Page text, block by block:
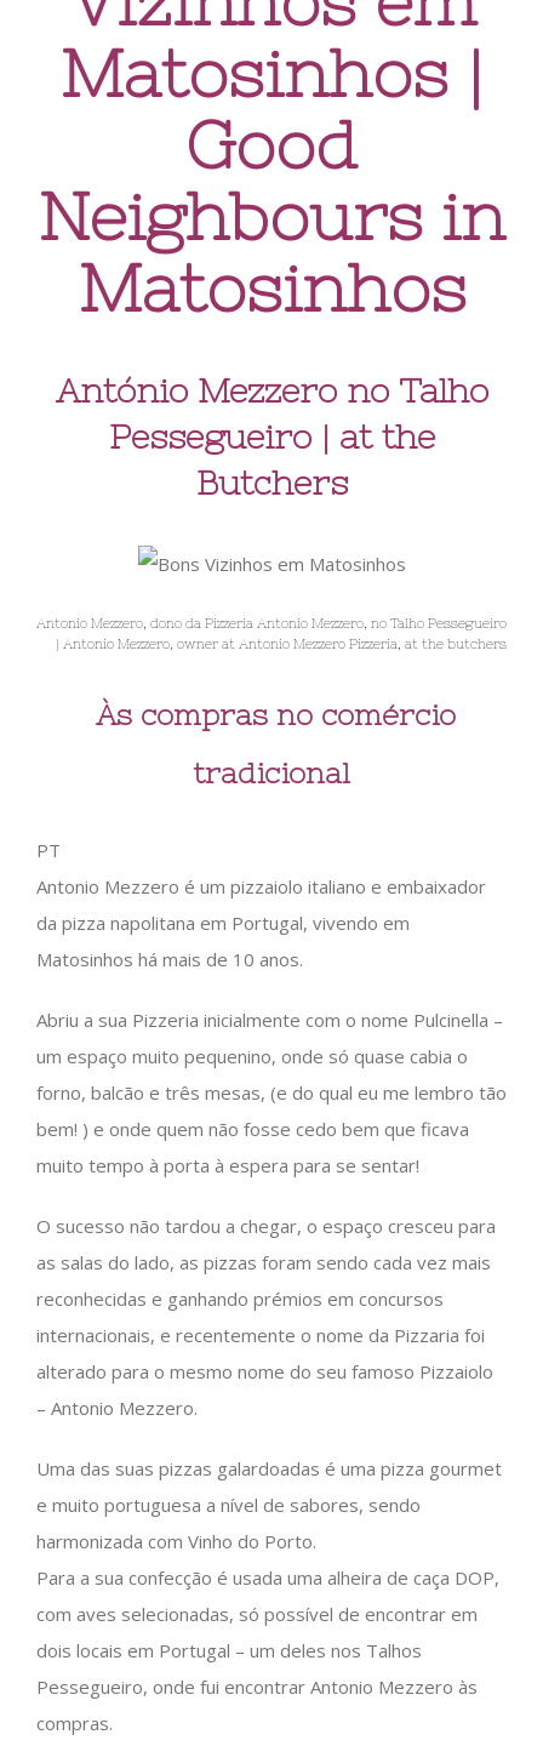
Matosinhos |
Good
Neighbours in
Matosinhos
António Mezzero no Talho
Pessegueiro | at the
Butchers
Antonio Mezzero, dono da Pizzeria Antonio Mezzero, no Talho Pessegueiro
| Antonio Mezzero, owner at Antonio Mezzero Pizzeria, at the butchers
Às compras no comércio
tradicional
PT
Antonio Mezzero é um pizzaiolo italiano e embaixador
da pizza napolitana em Portugal, vivendo em
Matosinhos há mais de 10 anos.
Abriu a sua Pizzeria inicialmente com o nome Pulcinella –
um espaço muito pequenino, onde só quase cabia o
forno, balcão e três mesas, (e do qual eu me lembro tão
bem! ) e onde quem não fosse cedo bem que ficava
muito tempo à porta à espera para se sentar!
O sucesso não tardou a chegar, o espaço cresceu para
as salas do lado, as pizzas foram sendo cada vez mais
reconhecidas e ganhando prémios em concursos
internacionais, e recentemente o nome da Pizzaria foi
alterado para o mesmo nome do seu famoso Pizzaiolo
– Antonio Mezzero.
Uma das suas pizzas galardoadas é uma pizza gourmet
e muito portuguesa a nível de sabores, sendo
harmonizada com Vinho do Porto.
Para a sua confecção é usada uma alheira de caça DOP,
com aves selecionadas, só possível de encontrar em
dois locais em Portugal – um deles nos Talhos
Pessegueiro, onde fui encontrar Antonio Mezzero às
compras.